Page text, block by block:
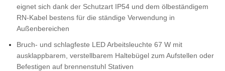
eignet sich dank der Schutzart IP54 und dem ölbeständigem
RN-Kabel bestens für die ständige Verwendung in
Außenbereichen
Bruch- und schlagfeste LED Arbeitsleuchte 67 W mit
ausklappbarem, verstellbarem Haltebügel zum Aufstellen oder
Befestigen auf brennenstuhl Stativen